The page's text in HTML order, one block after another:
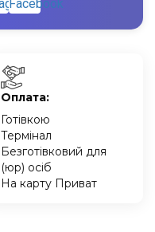
Оплата:
Готівкою
Термінал
Безготівковий для
(юр) осіб
На карту Приват